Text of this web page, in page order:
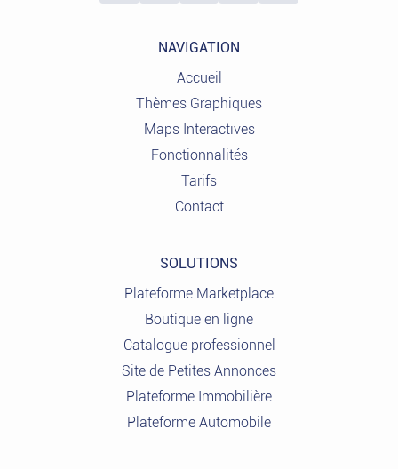
NAVIGATION
Accueil
Thèmes Graphiques
Maps Interactives
Fonctionnalités
Tarifs
Contact
SOLUTIONS
Plateforme Marketplace
Boutique en ligne
Catalogue professionnel
Site de Petites Annonces
Plateforme Immobilière
Plateforme Automobile